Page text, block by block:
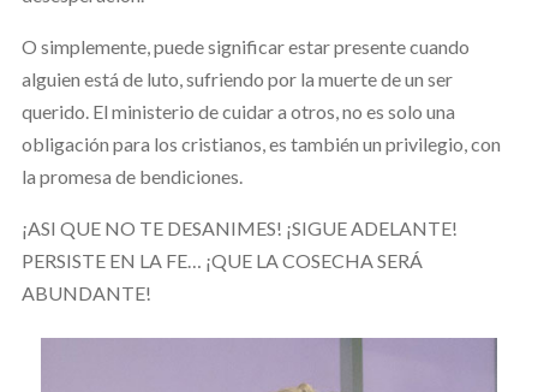
O simplemente, puede significar estar presente cuando
alguien está de luto, sufriendo por la muerte de un ser
querido. El ministerio de cuidar a otros, no es solo una
obligación para los cristianos, es también un privilegio, con
la promesa de bendiciones.
¡ASI QUE NO TE DESANIMES! ¡SIGUE ADELANTE!
PERSISTE EN LA FE… ¡QUE LA COSECHA SERÁ
ABUNDANTE!